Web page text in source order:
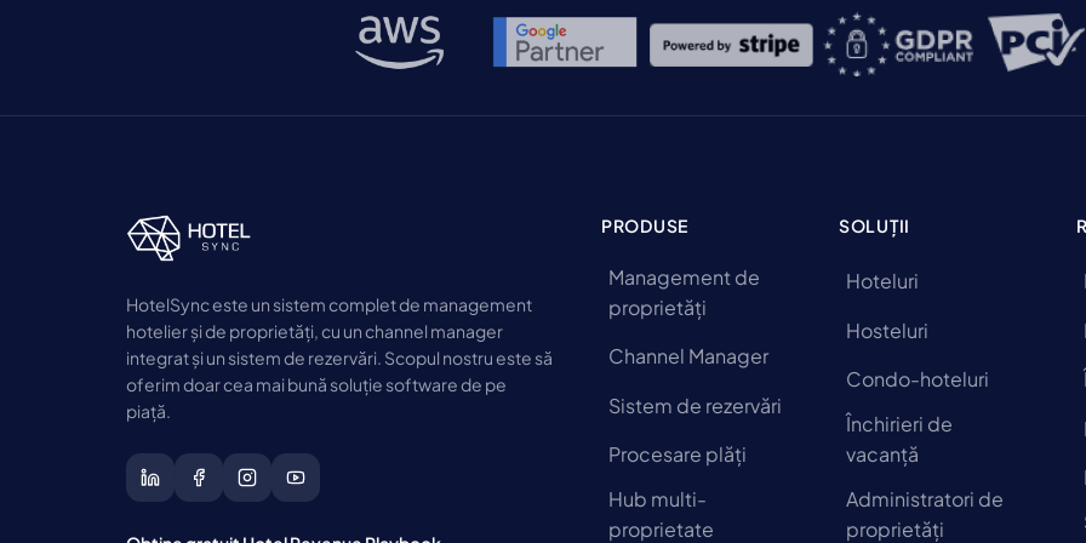
HotelSync este un sistem complet de management
hotelier și de proprietăți, cu un channel manager
integrat și un sistem de rezervări. Scopul nostru este să
oferim doar cea mai bună soluție software de pe
piață.
PRODUSE
Management de
proprietăți
Channel Manager
Sistem de rezervări
Procesare plăți
Hub multi-
proprietate
SOLUȚII
Hoteluri
Hosteluri
Condo-hoteluri
Închirieri de
vacanță
Administratori de
proprietăți